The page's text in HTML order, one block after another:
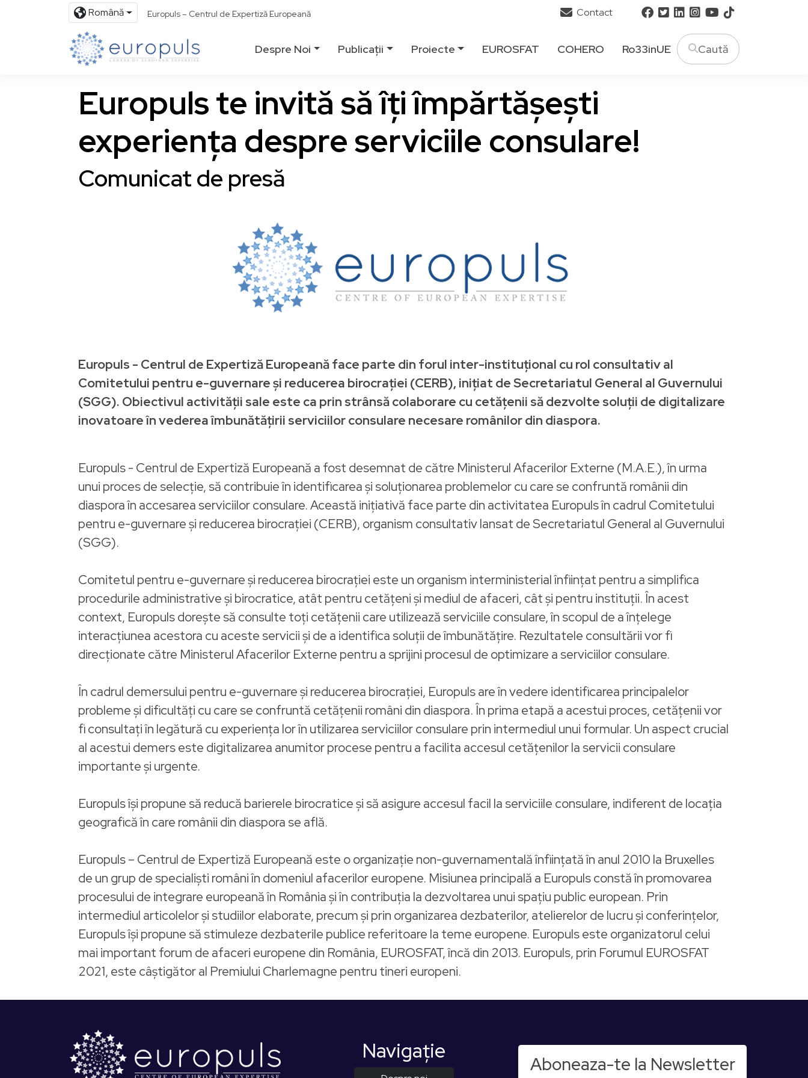
Română Europuls – Centrul de Expertiză Europeană Contact
Despre Noi Publicații Proiecte EUROSFAT COHERO Ro33inUE
Europuls te invită să îți împărtășești
experiența despre serviciile consulare!
Comunicat de presă
Europuls - Centrul de Expertiză Europeană face parte din forul inter-instituțional cu rol consultativ al
Comitetului pentru e-guvernare și reducerea birocrației (CERB), inițiat de Secretariatul General al Guvernului
(SGG). Obiectivul activității sale este ca prin strânsă colaborare cu cetățenii să dezvolte soluții de digitalizare
inovatoare în vederea îmbunătățirii serviciilor consulare necesare românilor din diaspora.
Europuls - Centrul de Expertiză Europeană a fost desemnat de către Ministerul Afacerilor Externe (M.A.E.), în urma
unui proces de selecție, să contribuie în identificarea și soluționarea problemelor cu care se confruntă românii din
diaspora în accesarea serviciilor consulare. Această inițiativă face parte din activitatea Europuls în cadrul Comitetului
pentru e-guvernare și reducerea birocrației (CERB), organism consultativ lansat de Secretariatul General al Guvernului
(SGG).
Comitetul pentru e-guvernare și reducerea birocrației este un organism interministerial înființat pentru a simplifica
procedurile administrative și birocratice, atât pentru cetățeni și mediul de afaceri, cât și pentru instituții. În acest
context, Europuls dorește să consulte toți cetățenii care utilizează serviciile consulare, în scopul de a înțelege
interacțiunea acestora cu aceste servicii și de a identifica soluții de îmbunătățire. Rezultatele consultării vor fi
direcționate către Ministerul Afacerilor Externe pentru a sprijini procesul de optimizare a serviciilor consulare.
În cadrul demersului pentru e-guvernare și reducerea birocrației, Europuls are în vedere identificarea principalelor
probleme și dificultăți cu care se confruntă cetățenii români din diaspora. În prima etapă a acestui proces, cetățenii vor
fi consultați în legătură cu experiența lor în utilizarea serviciilor consulare prin intermediul unui formular. Un aspect crucial
al acestui demers este digitalizarea anumitor procese pentru a facilita accesul cetățenilor la servicii consulare
importante și urgente.
Europuls își propune să reducă barierele birocratice și să asigure accesul facil la serviciile consulare, indiferent de locația
geografică în care românii din diaspora se află.
Europuls – Centrul de Expertiză Europeană este o organizație non-guvernamentală înființată în anul 2010 la Bruxelles
de un grup de specialiști români în domeniul afacerilor europene. Misiunea principală a Europuls constă în promovarea
procesului de integrare europeană în România și în contribuția la dezvoltarea unui spațiu public european. Prin
intermediul articolelor și studiilor elaborate, precum și prin organizarea dezbaterilor, atelierelor de lucru și conferințelor,
Europuls își propune să stimuleze dezbaterile publice referitoare la teme europene. Europuls este organizatorul celui
mai important forum de afaceri europene din România, EUROSFAT, încă din 2013. Europuls, prin Forumul EUROSFAT
2021, este câștigător al Premiului Charlemagne pentru tineri europeni.
Navigaţie
Aboneaza-te la Newsletter